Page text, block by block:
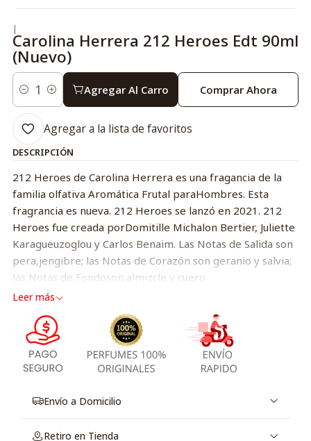
|
Carolina Herrera 212 Heroes Edt 90ml
(Nuevo)
Cantidad
Agregar Al Carro Comprar Ahora
Agregar a la lista de favoritos
DESCRIPCIÓN
212 Heroes de Carolina Herrera es una fragancia de la
familia olfativa Aromática Frutal paraHombres. Esta
fragrancia es nueva. 212 Heroes se lanzó en 2021. 212
Heroes fue creada porDomitille Michalon Bertier, Juliette
Karagueuzoglou y Carlos Benaim. Las Notas de Salida son
pera,jengibre; las Notas de Corazón son geranio y salvia;
las Notas de Fondoson almizcle y cuero.
Leer más
Envío a Domicilio
Retiro en Tienda